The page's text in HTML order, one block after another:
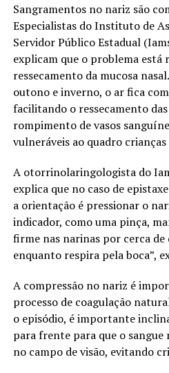
Sangramentos no nariz são
Especialistas do Instituto de
Servidor Público Estadual
explicam que o problema está
ressecamento da mucosa
outono e inverno, o ar fica
facilitando o ressecamento das
rompimento de vasos
vulneráveis ao quadro crianças
A otorrinolaringologista do
explica que no caso de
a orientação é pressionar o
indicador, como uma pinça,
firme nas narinas por cerca
enquanto respira pela boca”,
A compressão no nariz é
processo de coagulação
o episódio, é importante
para frente para que o sangue
no campo de visão, evitando